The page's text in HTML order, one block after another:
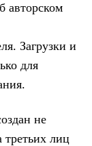
авторском
Загрузки и
для
не
третьих лиц